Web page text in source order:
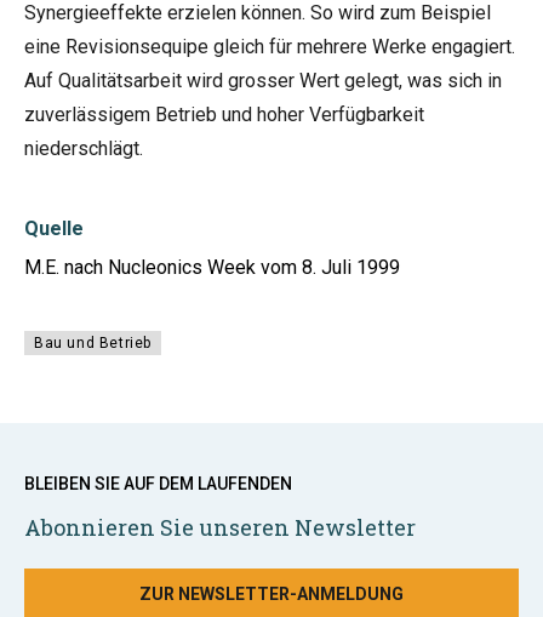
Synergieeffekte erzielen können. So wird zum Beispiel
eine Revisionsequipe gleich für mehrere Werke engagiert.
Auf Qualitätsarbeit wird grosser Wert gelegt, was sich in
zuverlässigem Betrieb und hoher Verfügbarkeit
niederschlägt.
Quelle
M.E. nach Nucleonics Week vom 8. Juli 1999
Bau und Betrieb
BLEIBEN SIE AUF DEM LAUFENDEN
Abonnieren Sie unseren Newsletter
ZUR NEWSLETTER-ANMELDUNG